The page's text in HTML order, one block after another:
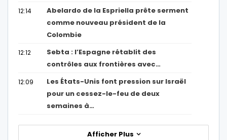
12:14
Abelardo de la Espriella prête serment
comme nouveau président de la
Colombie
12:12
Sebta : l’Espagne rétablit des
contrôles aux frontières avec…
12:09
Les États-Unis font pression sur Israël
pour un cessez-le-feu de deux
semaines à…
Afficher Plus